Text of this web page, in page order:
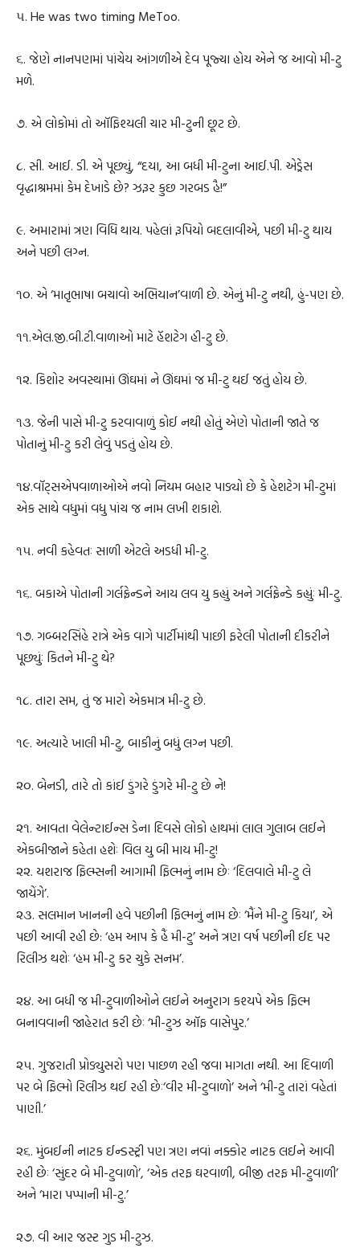
૫. He was two timing MeToo.
૬. જેણે નાનપણમાં પાંચેય આંગળીએ દેવ પૂજ્યા હોય એને જ આવો મી-ટુ
મળે.
૭. એ લોકોમાં તો ઑફિશ્યલી ચાર મી-ટુની છૂટ છે.
૮. સી. આઈ. ડી. એ પૂછ્યું, “દયા, આ બધી મી-ટુના આઈ.પી. એડ્રેસ
વૃદ્ધાશ્રમમાં કેમ દેખાડે છે? ઝરૂર કુછ ગરબડ હૈ!”
૯. અમારામાં ત્રણ વિધિ થાય. પહેલાં રૂપિયો બદલાવીએ, પછી મી-ટુ થાય
અને પછી લગ્ન.
૧૦. એ ‘માતૃભાષા બચાવો અભિયાન’વાળી છે. એનું મી-ટુ નથી, હું-પણ છે.
૧૧.એલ.જી.બી.ટી.વાળાઓ માટે હૅશટેગ હી-ટુ છે.
૧૨. કિશોર અવસ્થામાં ઊંઘમાં ને ઊંઘમાં જ મી-ટુ થઈ જતું હોય છે.
૧૩. જેની પાસે મી-ટુ કરવાવાળું કોઈ નથી હોતું એણે પોતાની જાતે જ
પોતાનું મી-ટુ કરી લેવું પડતું હોય છે.
૧૪.વૉટ્સએપવાળાઓએ નવો નિયમ બહાર પાડ્યો છે કે હેશટેગ મી-ટુમાં
એક સાથે વધુમાં વધુ પાંચ જ નામ લખી શકાશે.
૧૫. નવી કહેવતઃ સાળી એટલે અડધી મી-ટુ.
૧૬. બકાએ પોતાની ગર્લફ્રેન્ડને આય લવ યુ કહ્યું અને ગર્લફ્રેન્ડે કહ્યુંઃ મી-ટુ.
૧૭. ગબ્બરસિંહે રાત્રે એક વાગે પાર્ટીમાંથી પાછી ફરેલી પોતાની દીકરીને
પૂછ્યુંઃ કિતને મી-ટુ થે?
૧૮. તારા સમ, તું જ મારો એકમાત્ર મી-ટુ છે.
૧૯. અત્યારે ખાલી મી-ટુ, બાકીનું બધું લગ્ન પછી.
૨૦. બેનડી, તારે તો કાંઈ ડુંગરે ડુંગરે મી-ટુ છે ને!
૨૧. આવતા વેલેન્ટાઈન્સ ડેના દિવસે લોકો હાથમાં લાલ ગુલાબ લઈને
એકબીજાને કહેતા હશેઃ વિલ યુ બી માય મી-ટુ!
૨૨. યશરાજ ફિલ્મ્સની આગામી ફિલ્મનું નામ છેઃ ‘દિલવાલે મી-ટુ લે
જાયેંગે’.
૨૩. સલમાન ખાનની હવે પછીની ફિલ્મનું નામ છેઃ ‘મૈંને મી-ટુ કિયા’, એ
પછી આવી રહી છે: ‘હમ આપ કે હૈં મી-ટુ’ અને ત્રણ વર્ષ પછીની ઈદ પર
રિલીઝ થશેઃ ‘હમ મી-ટુ કર ચુકે સનમ’.
૨૪. આ બધી જ મી-ટુવાળીઓને લઈને અનુરાગ કશ્યપે એક ફિલ્મ
બનાવવાની જાહેરાત કરી છેઃ ‘મી-ટુઝ ઑફ વાસેપુર.’
૨૫. ગુજરાતી પ્રોડ્યુસરો પણ પાછળ રહી જવા માગતા નથી. આ દિવાળી
પર બે ફિલ્મો રિલીઝ થઈ રહી છેઃ‘વીર મી-ટુવાળો’ અને ‘મી-ટુ તારાં વહેતાં
પાણી.’
૨૬. મુંબઈની નાટક ઈન્ડસ્ટ્રી પણ ત્રણ નવાં નક્કોર નાટક લઈને આવી
રહી છેઃ ‘સુંદર બે મી-ટુવાળો’, ‘એક તરફ ઘરવાળી, બીજી તરફ મી-ટુવાળી’
અને ‘મારા પપ્પાની મી-ટુ.’
૨૭. વી આર જસ્ટ ગુડ મી-ટુઝ.